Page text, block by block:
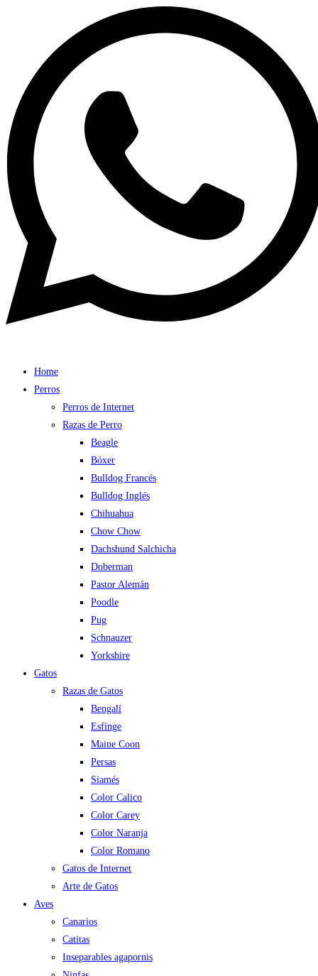
Home
Perros
Perros de Internet
Razas de Perro
Beagle
Bóxer
Bulldog Francés
Bulldog Inglés
Chihuahua
Chow Chow
Dachshund Salchicha
Doberman
Pastor Alemán
Poodle
Pug
Schnauzer
Yorkshire
Gatos
Razas de Gatos
Bengalí
Esfinge
Maine Coon
Persas
Siamés
Color Calico
Color Carey
Color Naranja
Color Romano
Gatos de Internet
Arte de Gatos
Aves
Canarios
Catitas
Inseparables agapornis